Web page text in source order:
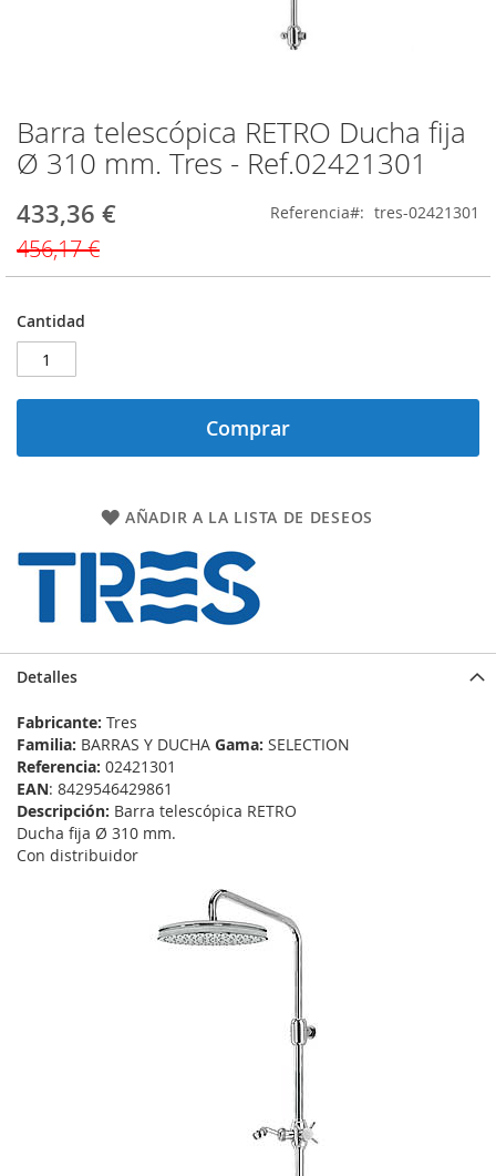
Barra telescópica RETRO Ducha fija
Ø 310 mm. Tres - Ref.02421301
Precio
433,36 €
456,17 €
Referencia tres-02421301
Cantidad
Comprar
AÑADIR A LA LISTA DE DESEOS
Saltar
al
comienzo
la
galería
de
imágenes
Detalles
Fabricante: Tres
Familia: BARRAS Y DUCHA Gama: SELECTION
Referencia: 02421301
EAN: 8429546429861
Descripción: Barra telescópica RETRO
Ducha fija Ø 310 mm.
Con distribuidor